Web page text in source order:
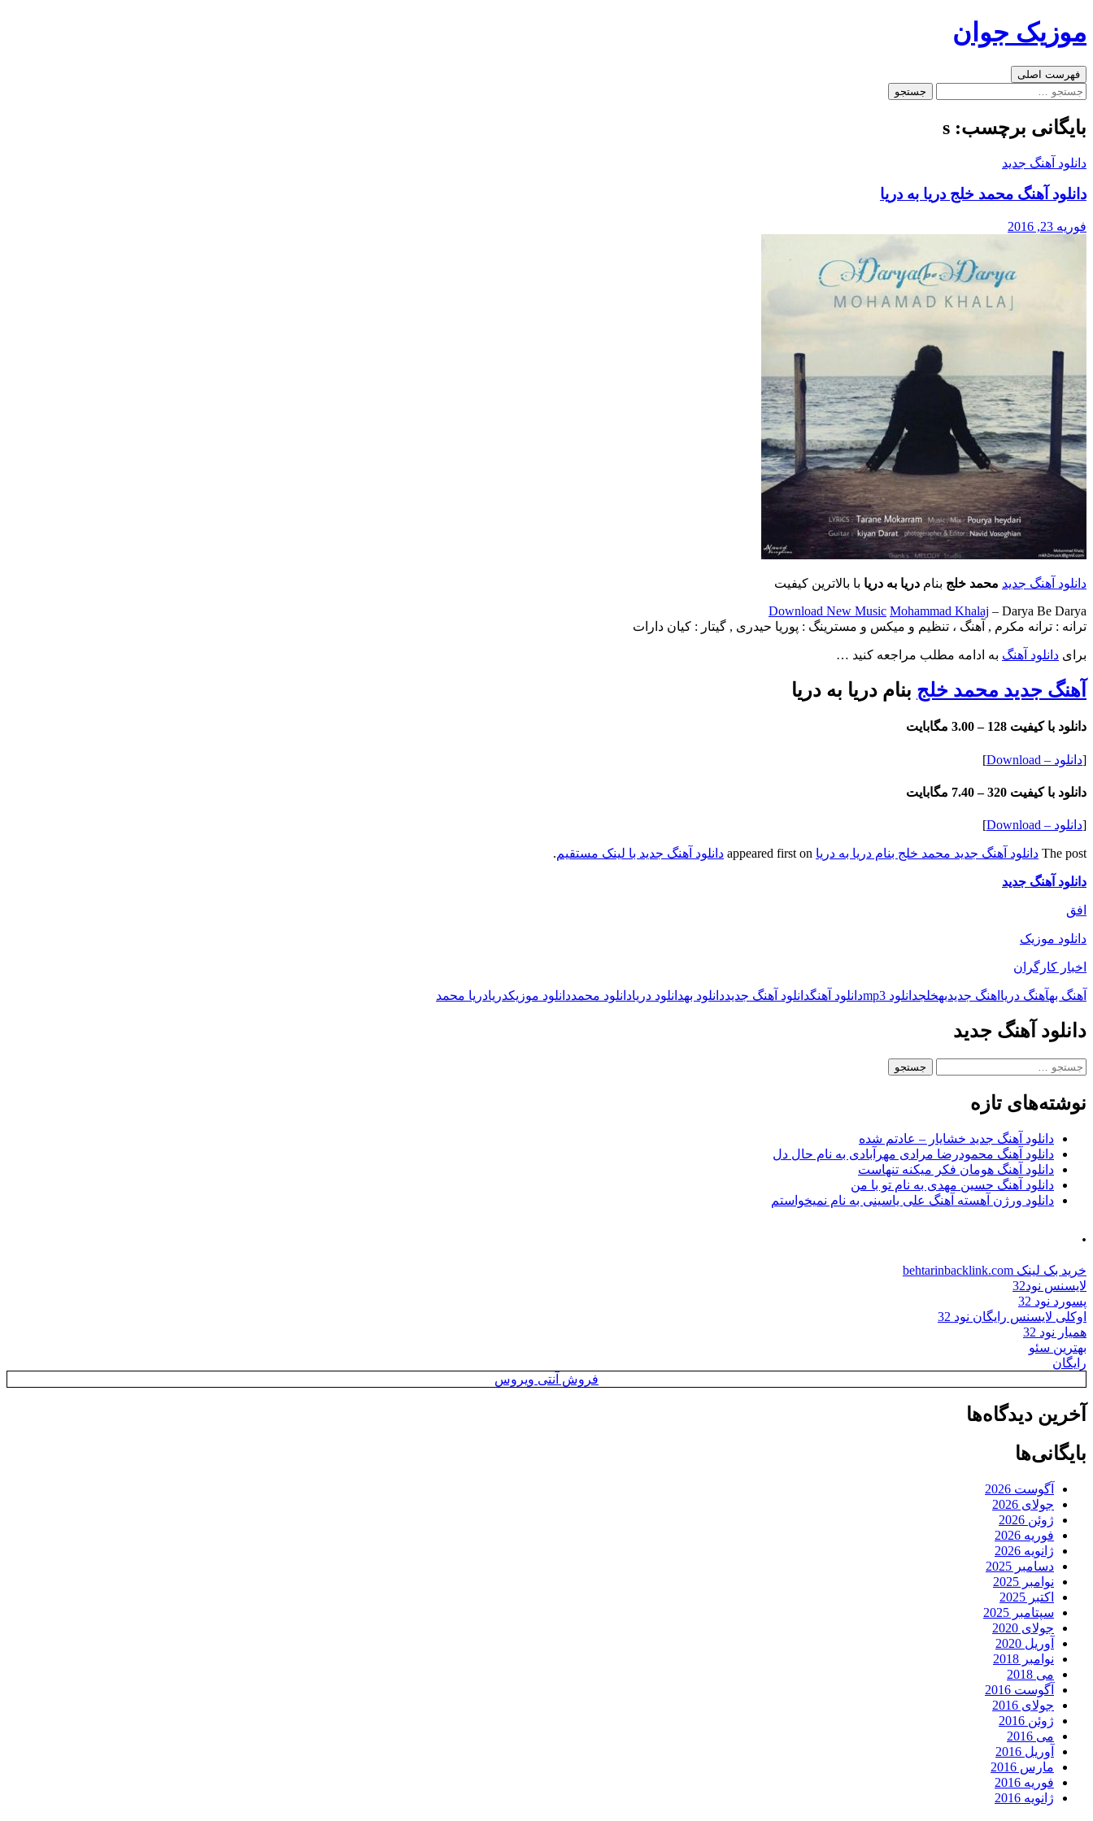
به
موزیک جوان
جست‌وجو
فهرست اصلی
جستجو
بایگانی برچسب: s
دانلود آهنگ جدید
دانلود آهنگ محمد خلج دریا به دریا
فوریه 23, 2016
دانلود آهنگ جدید محمد خلج بنام دریا به دریا با بالاترین کیفیت
Download New Music Mohammad Khalaj – Darya Be Darya
ترانه : ترانه مکرم , آهنگ ، تنظیم و میکس و مسترینگ : پوریا حیدری , گیتار : کیان دارات
برای دانلود آهنگ به ادامه مطلب مراجعه کنید …
آهنگ جدید محمد خلج بنام دریا به دریا
دانلود با کیفیت 128 – 3.00 مگابایت
[دانلود – Download ]
دانلود با کیفیت 320 – 7.40 مگابایت
[دانلود – Download ]
The post دانلود آهنگ جدید محمد خلج بنام دریا به دریا دانلود آهنگ جدید با لینک مستقیم.
دانلود آهنگ جدید
افق
دانلود موزیک
اخبار کارگران
آهنگ بهآهنگ دریا اهنگ جدیدبهخلجدانلود mp3 دانلود آهنگدانلود آهنگ جدیددانلود بهدانلود دریادانلود محمددانلود موزیکدریادریا محمد
دانلود آهنگ جدید
جستجو
نوشته‌های تازه
دانلود آهنگ جدید خشایار – عادتم شده
دانلود آهنگ محمودرضا مرادی مهرآبادی به نام حال دل
دانلود آهنگ هومان فکر میکنه تنهاست
دانلود آهنگ حسین مهدی به نام تو با من
دانلود ورژن آهسته آهنگ علی یاسینی به نام نمیخواستم
.
خرید بک لینک behtarinbacklink.com
لایسنس نود32
پسورد نود 32
اوکلی لایسنس رایگان نود 32
همیار نود 32
بهترین سئو
رایگان
فروش آنتی ویروس
آخرین دیدگاه‌ها
بایگانی‌ها
آگوست 2026
جولای 2026
ژوئن 2026
فوریه 2026
ژانویه 2026
دسامبر 2025
نوامبر 2025
اکتبر 2025
سپتامبر 2025
جولای 2020
آوریل 2020
نوامبر 2018
می 2018
آگوست 2016
جولای 2016
ژوئن 2016
می 2016
آوریل 2016
مارس 2016
فوریه 2016
ژانویه 2016